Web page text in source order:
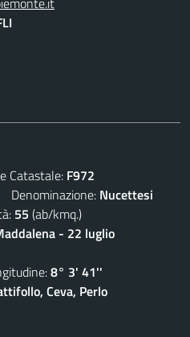
Catastale: F972
Denominazione: Nucettesi
55 (ab/kmq.)
- 22 luglio
8° 3' 41''
Ceva, Perlo